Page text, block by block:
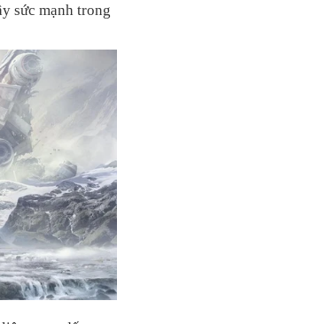
sức mạnh trong